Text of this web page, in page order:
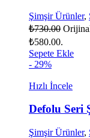
Şimşir Ürünler,
₺730.00
₺580.00.
Sepete Ekle
- 29%
Hızlı İncele
Defolu Seri
Şimşir Ürünler,